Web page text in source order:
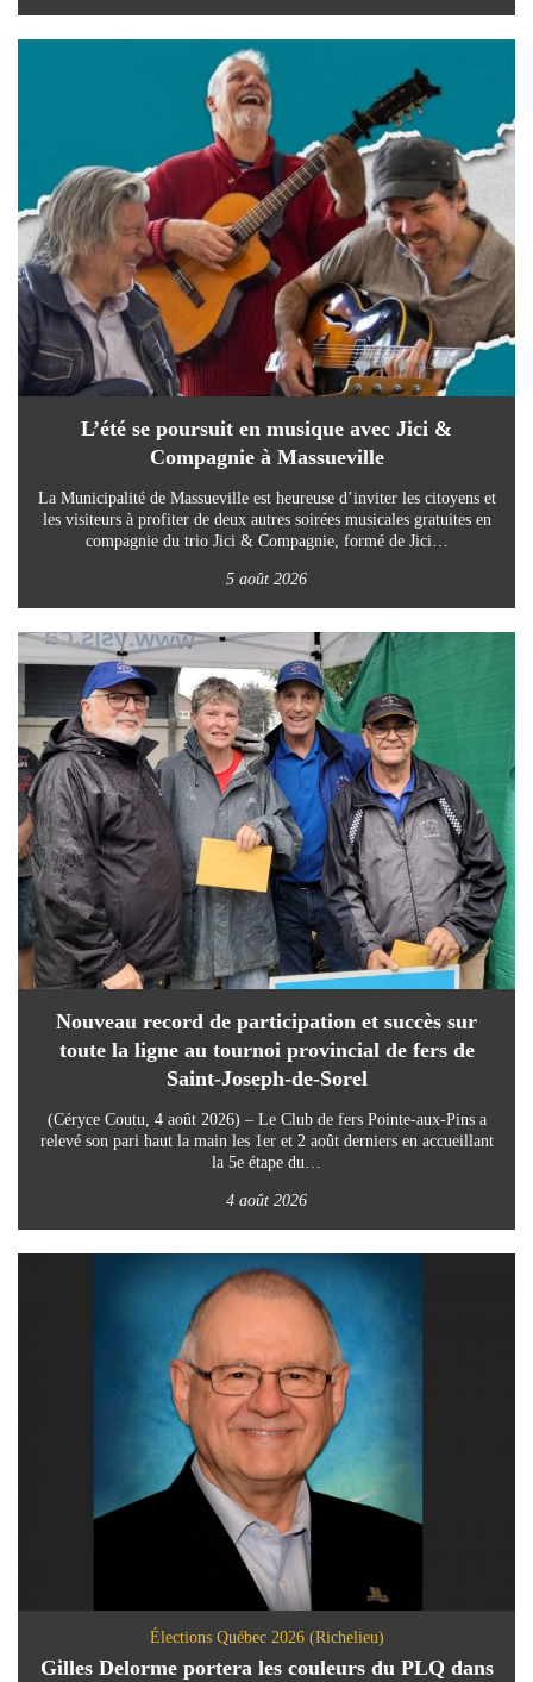
L’été se poursuit en musique avec Jici &
Compagnie à Massueville
La Municipalité de Massueville est heureuse d’inviter les citoyens et
les visiteurs à profiter de deux autres soirées musicales gratuites en
compagnie du trio Jici & Compagnie, formé de Jici…
5 août 2026
Nouveau record de participation et succès sur
toute la ligne au tournoi provincial de fers de
Saint-Joseph-de-Sorel
(Céryce Coutu, 4 août 2026) – Le Club de fers Pointe-aux-Pins a
relevé son pari haut la main les 1er et 2 août derniers en accueillant
la 5e étape du…
4 août 2026
Élections Québec 2026 (Richelieu)
Gilles Delorme portera les couleurs du PLQ dans